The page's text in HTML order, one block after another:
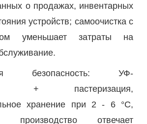
о продажах, инвентарных
устройств; самоочистка с
уменьшает затраты на
безопасность: УФ-
+ пастеризация,
хранение при 2 - 6 °C,
производство отвечает